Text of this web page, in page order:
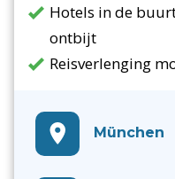
Hotels in de
ontbijt
Reisverlenging
München